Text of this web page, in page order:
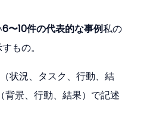
6〜10件の代表的な事例私の
もの。
（状況、タスク、行動、結
（背景、行動、結果）で記述